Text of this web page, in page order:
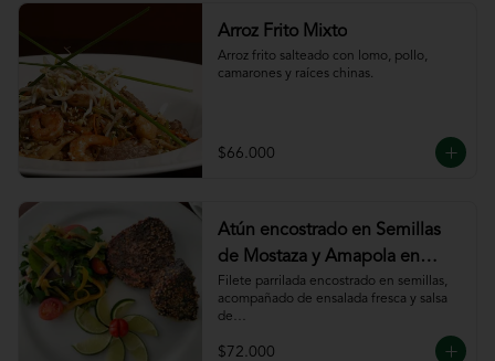
Arroz Frito Mixto
Arroz frito salteado con lomo, pollo,
camarones y raíces chinas.
$66.000
Atún encostrado en Semillas
de Mostaza y Amapola en
salsa de ajillo
Filete parrilada encostrado en semillas,
acompañado de ensalada fresca y salsa
de
$72.000